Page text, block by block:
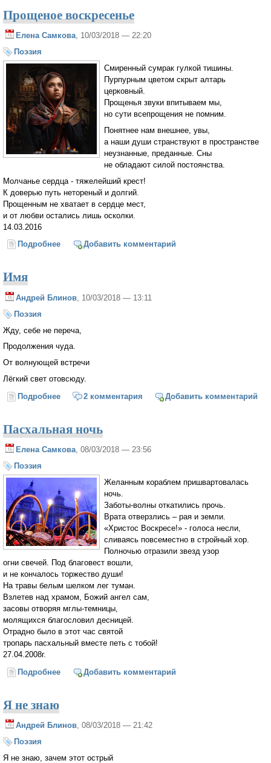
Прощеное воскресенье
Елена Самкова, 10/03/2018 — 22:20
Поэзия
Смиренный сумрак гулкой тишины.
Пурпурным цветом скрыт алтарь
церковный.
Прощенья звуки впитываем мы,
но сути всепрощения не помним.
Понятнее нам внешнее, увы,
а наши души странствуют в пространстве
неузнанные, преданные. Сны
не обладают силой постоянства.
Молчанье сердца - тяжелейший крест!
К доверью путь нетореный и долгий.
Прощенным не хватает в сердце мест,
и от любви остались лишь осколки.
14.03.2016
Подробнее о Прощеное воскресенье
Добавить комментарий
Имя
Андрей Блинов, 10/03/2018 — 13:11
Поэзия
Жду, себе не переча,
Продолжения чуда.
От волнующей встречи
Лёгкий свет отовсюду.
Подробнее о Имя2 комментария Добавить комментарий
Пасхальная ночь
Елена Самкова, 08/03/2018 — 23:56
Поэзия
Желанным кораблем пришвартовалась
ночь.
Заботы-волны откатились прочь.
Врата отверзлись – рая и земли.
«Христос Воскресе!» - голоса несли,
сливаясь повсеместно в стройный хор.
Полночью отразили звезд узор
огни свечей. Под благовест вошли,
и не кончалось торжество души!
На травы белым шелком лег туман.
Взлетев над храмом, Божий ангел сам,
засовы отворяя мглы-темницы,
молящихся благословил десницей.
Отрадно было в этот час святой
тропарь пасхальный вместе петь с тобой!
27.04.2008г.
Подробнее о Пасхальная ночь
Добавить комментарий
Я не знаю
Андрей Блинов, 08/03/2018 — 21:42
Поэзия
Я не знаю, зачем этот острый